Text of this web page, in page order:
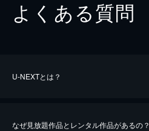
よくある質問
U-NEXTとは？
なぜ見放題作品とレンタル作品があるの？